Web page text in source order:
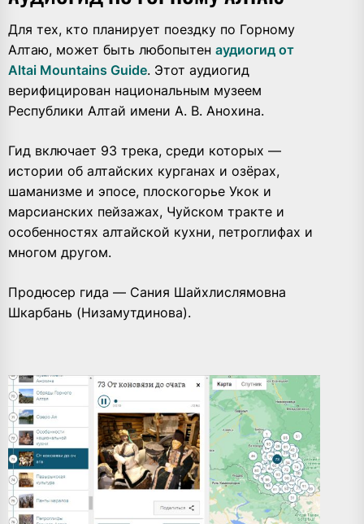
Для тех, кто планирует поездку по Горному
Алтаю, может быть любопытен аудиогид от
Altai Mountains Guide. Этот аудиогид
верифицирован национальным музеем
Республики Алтай имени А. В. Анохина.
Гид включает 93 трека, среди которых —
истории об алтайских курганах и озёрах,
шаманизме и эпосе, плоскогорье Укок и
марсианских пейзажах, Чуйском тракте и
особенностях алтайской кухни, петроглифах и
многом другом.
Продюсер гида — Сания Шайхлислямовна
Шкарбань (Низамутдинова).